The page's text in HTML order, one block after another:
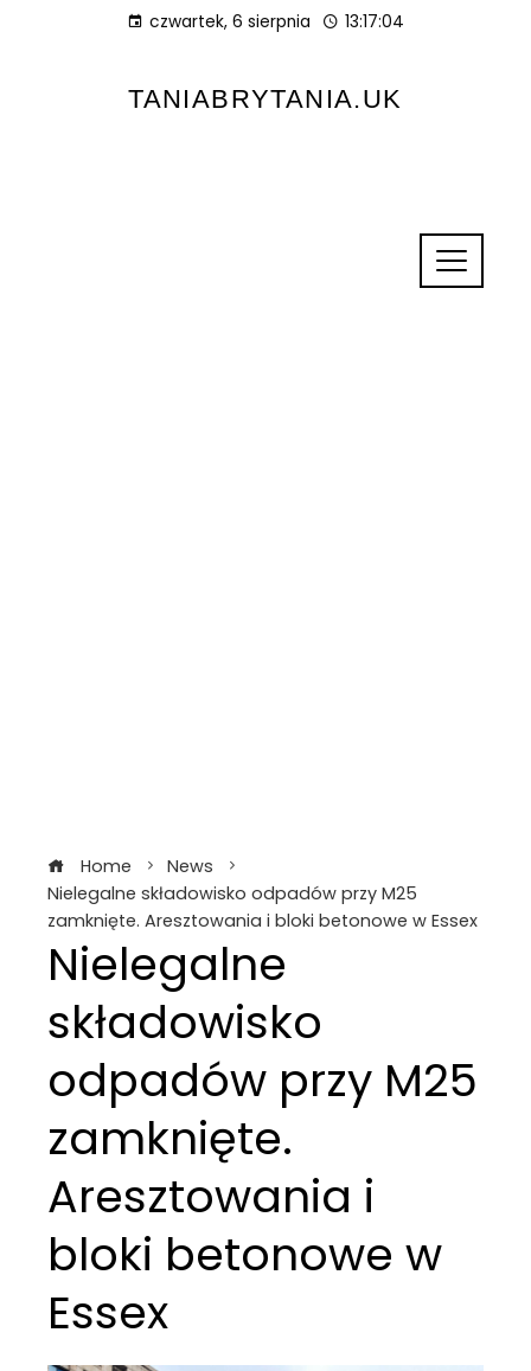
czwartek, 6 sierpnia 13:17:05
TANIABRYTANIA.UK
Home
News
Nielegalne składowisko odpadów przy M25
zamknięte. Aresztowania i bloki betonowe w Essex
Nielegalne
składowisko
odpadów przy M25
zamknięte.
Aresztowania i
bloki betonowe w
Essex